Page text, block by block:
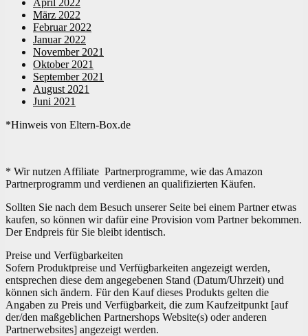
April 2022
März 2022
Februar 2022
Januar 2022
November 2021
Oktober 2021
September 2021
August 2021
Juni 2021
*Hinweis von Eltern-Box.de
* Wir nutzen Affiliate Partnerprogramme, wie das Amazon
Partnerprogramm und verdienen an qualifizierten Käufen.
Sollten Sie nach dem Besuch unserer Seite bei einem Partner etwas
kaufen, so können wir dafür eine Provision vom Partner bekommen.
Der Endpreis für Sie bleibt identisch.
Preise und Verfügbarkeiten
Sofern Produktpreise und Verfügbarkeiten angezeigt werden,
entsprechen diese dem angegebenen Stand (Datum/Uhrzeit) und
können sich ändern. Für den Kauf dieses Produkts gelten die
Angaben zu Preis und Verfügbarkeit, die zum Kaufzeitpunkt [auf
der/den maßgeblichen Partnershops Website(s) oder anderen
Partnerwebsites] angezeigt werden.